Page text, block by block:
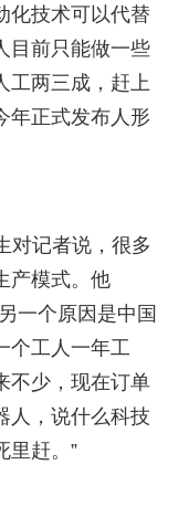
化技术可以代替
目前只能做一些
工两三成，赶上
年正式发布人形
记者说，很多
产模式。他
一个原因是中国
个工人一年工
不少，现在订单
人，说什么科技
里赶。”